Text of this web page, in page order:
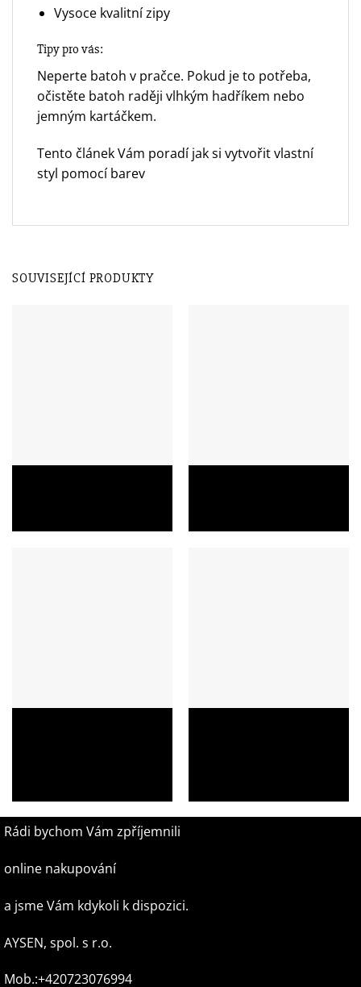
Vysoce kvalitní zipy
Tipy pro vás:
Neperte batoh v pračce. Pokud je to potřeba,
očistěte batoh raději vlhkým hadříkem nebo
jemným kartáčkem.
Tento článek Vám poradíjak si vytvořit vlastní
styl pomocí barev
SOUVISEJÍCÍ PRODUKTY
Rádi bychom Vám zpříjemnili
online nakupování
a jsme Vám kdykoli k dispozici.
AYSEN, spol. s r.o.
Mob.:+420723076994